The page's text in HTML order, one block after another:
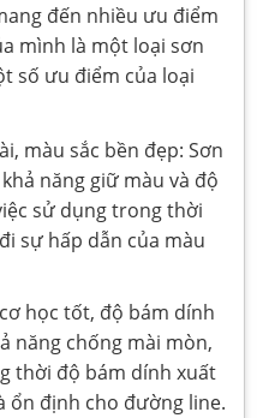
đến nhiều ưu điểm
mình là một loại sơn
số ưu điểm của loại
màu sắc bền đẹp: Sơn
năng giữ màu và độ
sử dụng trong thời
sự hấp dẫn của màu
học tốt, độ bám dính
năng chống mài mòn,
thời độ bám dính xuất
ổn định cho đường line.